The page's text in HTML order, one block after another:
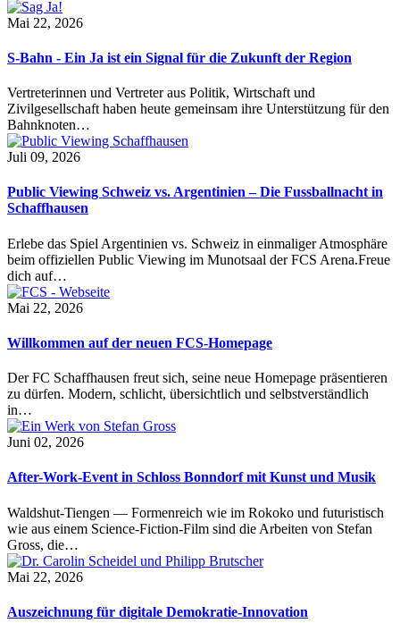
Mai 22, 2026
S-Bahn - Ein Ja ist ein Signal für die Zukunft der Region
Vertreterinnen und Vertreter aus Politik, Wirtschaft und
Zivilgesellschaft haben heute gemeinsam ihre Unterstützung für den
Bahnknoten…
Juli 09, 2026
Public Viewing Schweiz vs. Argentinien – Die Fussballnacht in
Schaffhausen
Erlebe das Spiel Argentinien vs. Schweiz in einmaliger Atmosphäre
beim offiziellen Public Viewing im Munotsaal der FCS Arena.Freue
dich auf…
Mai 22, 2026
Willkommen auf der neuen FCS-Homepage
Der FC Schaffhausen freut sich, seine neue Homepage präsentieren
zu dürfen. Modern, schlicht, übersichtlich und selbstverständlich
in…
Juni 02, 2026
After-Work-Event in Schloss Bonndorf mit Kunst und Musik
Waldshut-Tiengen — Formenreich wie im Rokoko und futuristisch
wie aus einem Science-Fiction-Film sind die Arbeiten von Stefan
Gross, die…
Mai 22, 2026
Auszeichnung für digitale Demokratie-Innovation